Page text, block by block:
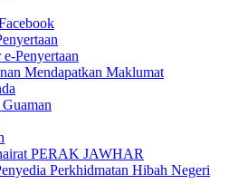
Penyertaan
Mendapatkan Maklumat
PERAK JAWHAR
Perkhidmatan Hibah Negeri